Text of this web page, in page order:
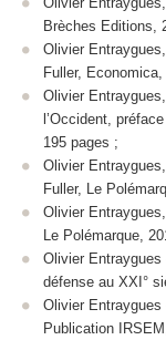
Brèches Editions,
Olivier
Fuller, Economica,
Olivier
l’Occident,
195 pages ;
Olivier
Fuller, Le
Olivier
Le Polémarque,
Olivier Entraygues
défense au XXI°
Olivier Entraygues
Publication